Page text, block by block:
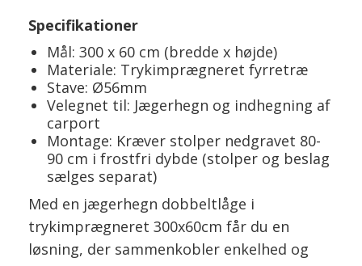
Specifikationer
Mål: 300 x 60 cm (bredde x højde)
Materiale: Trykimprægneret fyrretræ
Stave: Ø56mm
Velegnet til: Jægerhegn og indhegning af
carport
Montage: Kræver stolper nedgravet 80-
90 cm i frostfri dybde (stolper og beslag
sælges separat)
Med en jægerhegn dobbeltlåge i
trykimprægneret 300x60cm får du en
løsning, der sammenkobler enkelhed og